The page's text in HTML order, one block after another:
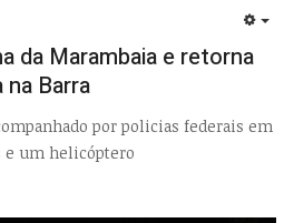
da Marambaia e retorna
na Barra
por policias federais em
e um helicóptero